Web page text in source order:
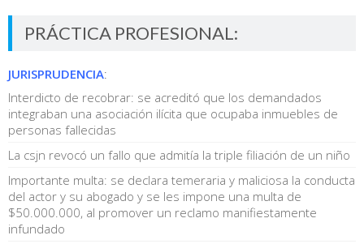
PRÁCTICA PROFESIONAL:
JURISPRUDENCIA:
Interdicto de recobrar: se acreditó que los demandados
integraban una asociación ilícita que ocupaba inmuebles de
personas fallecidas
La csjn revocó un fallo que admitía la triple filiación de un niño
Importante multa: se declara temeraria y maliciosa la conducta
del actor y su abogado y se les impone una multa de
$50.000.000, al promover un reclamo manifiestamente
infundado